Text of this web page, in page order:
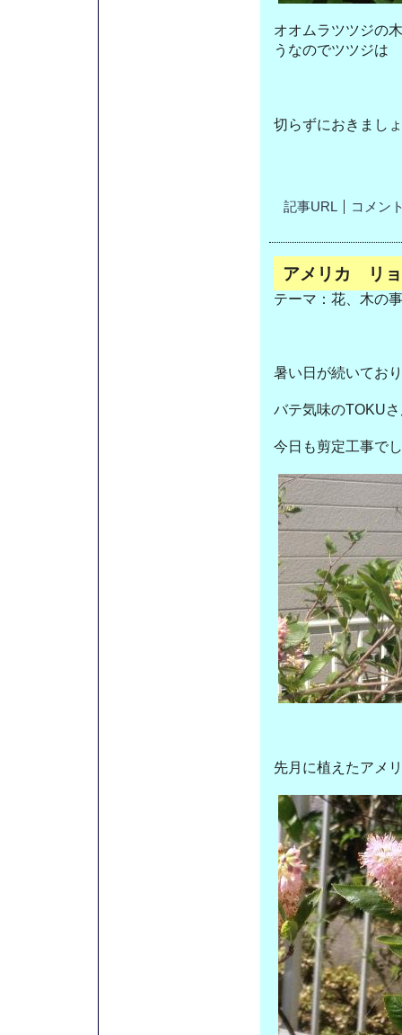
オオムラツツジの
うなのでツツジは
切らずにおきまし
記事URL コメン
アメリカ リ
テーマ： 花、木の事
暑い日が続いてお
バテ気味のTOKU
今日も剪定工事で
先月に植えたアメ